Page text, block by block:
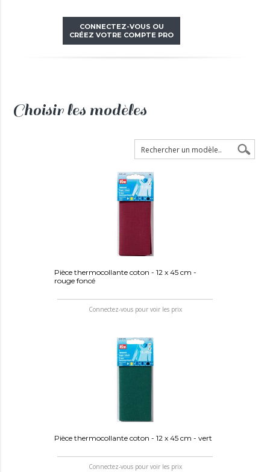
CONNECTEZ-VOUS OU
CRÉEZ VOTRE COMPTE PRO
Choisir les modèles
Pièce thermocollante coton - 12 x 45 cm -
rouge foncé
Connectez-vous pour voir les prix
Pièce thermocollante coton - 12 x 45 cm - vert
Connectez-vous pour voir les prix